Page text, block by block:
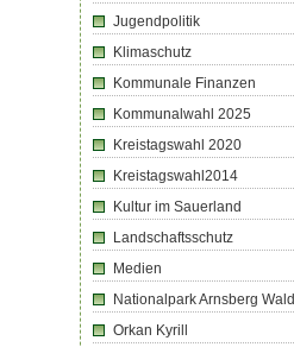
Jugendpolitik
Klimaschutz
Kommunale Finanzen
Kommunalwahl 2025
Kreistagswahl 2020
Kreistagswahl2014
Kultur im Sauerland
Landschaftsschutz
Medien
Nationalpark Arnsberg Wald
Orkan Kyrill